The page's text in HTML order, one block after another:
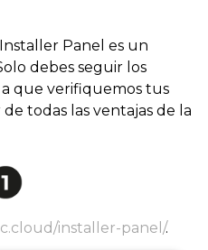
Panel es un
debes seguir los
a que verifiquemos tus
todas las ventajas de la
installer-panel/.